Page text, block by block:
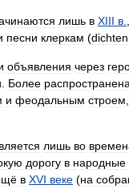
лишь в XIII в.,
песни клеркам (dichten
объявления через
. Более
и феодальным строем,
лишь во
дорогу в народные
в XVI веке (на